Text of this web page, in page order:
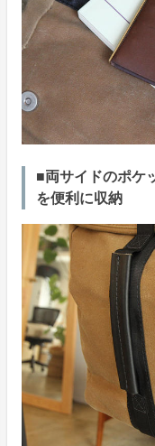
■両サイドのポケ
を便利に収納